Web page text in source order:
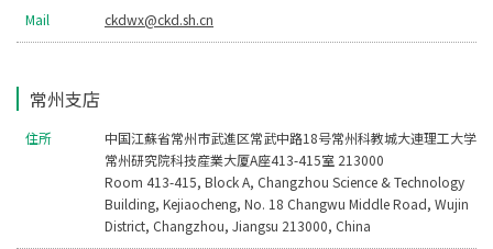
Mail ckdwx@ckd.sh.cn
常州支店
住所
中国江蘇省常州市武進区常武中路18号常州科教城大連理工大学
常州研究院科技産業大厦A座413-415室 213000
Room 413-415, Block A, Changzhou Science & Technology
Building, Kejiaocheng, No. 18 Changwu Middle Road, Wujin
District, Changzhou, Jiangsu 213000, China